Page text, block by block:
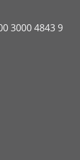
3000 4843 9